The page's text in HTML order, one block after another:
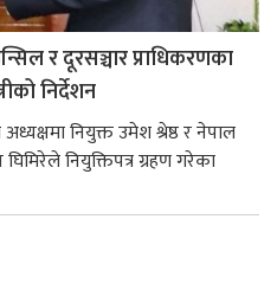
र दूरसञ्चार प्राधिकरणका
निर्देशन
नियुक्त उमेश श्रेष्ठ र नेपाल
नियुक्तिपत्र ग्रहण गरेका